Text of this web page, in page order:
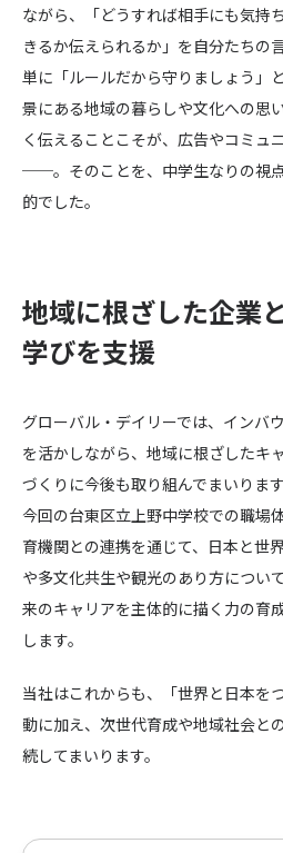
ながら、「どうすれば相手にも気持
きるか伝えられるか」を自分たちの
単に「ルールだから守りましょう」
景にある地域の暮らしや文化への思
く伝えることこそが、広告やコミュ
──。そのことを、中学生なりの視
的でした。
地域に根ざした企業
学びを支援
グローバル・デイリーでは、インバ
を活かしながら、地域に根ざしたキ
づくりに今後も取り組んでまいります
今回の台東区立上野中学校での職場
育機関との連携を通じて、 日本と世
や多文化共生や観光のあり方につい
来のキャリアを主体的に描く力の育
します。
当社はこれからも、「世界と日本を
動に加え、次世代育成や地域社会と
続してまいります。